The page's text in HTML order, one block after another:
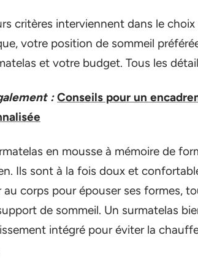
critères interviennent dans le
votre position de sommeil
et votre budget. Tous les
: Conseils pour un
en mousse à mémoire de
Ils sont à la fois doux et
au corps pour épouser ses formes,
de sommeil. Un surmatelas
intégré pour éviter la